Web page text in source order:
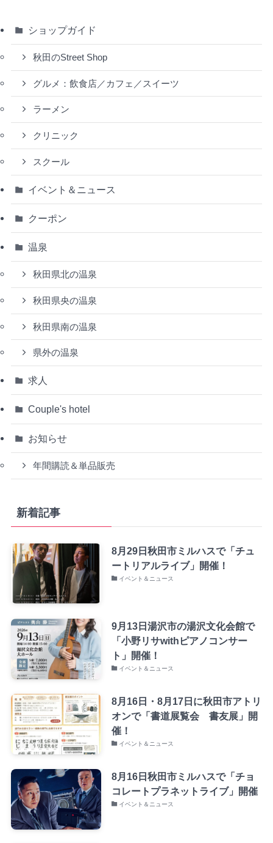
ショップガイド
秋田のStreet Shop
グルメ：飲食店／カフェ／スイーツ
ラーメン
クリニック
スクール
イベント＆ニュース
クーポン
温泉
秋田県北の温泉
秋田県央の温泉
秋田県南の温泉
県外の温泉
求人
Couple's hotel
お知らせ
年間購読＆単品販売
新着記事
8月29日秋田市ミルハスで「チュ
ートリアルライブ」開催！
イベント＆ニュース
9月13日湯沢市の湯沢文化会館で
「小野リサwithピアノコンサー
ト」開催！
イベント＆ニュース
8月16日・8月17日に秋田市アトリ
オンで「書道展覧会 書友展」開
催！
イベント＆ニュース
8月16日秋田市ミルハスで「チョ
コレートプラネットライブ」開催
イベント＆ニュース